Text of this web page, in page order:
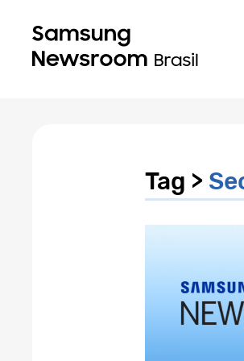
Tag >